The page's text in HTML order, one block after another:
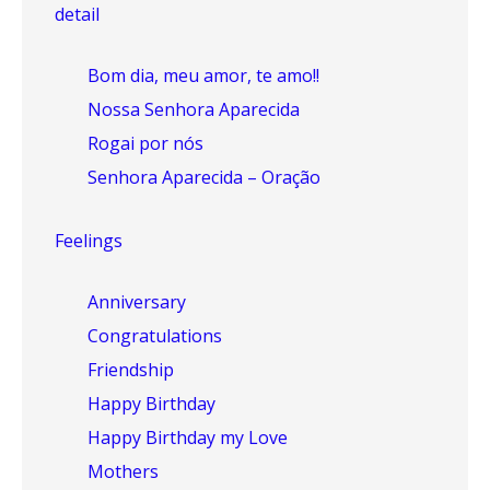
detail
Bom dia, meu amor, te amo!!
Nossa Senhora Aparecida
Rogai por nós
Senhora Aparecida – Oração
Feelings
Anniversary
Congratulations
Friendship
Happy Birthday
Happy Birthday my Love
Mothers